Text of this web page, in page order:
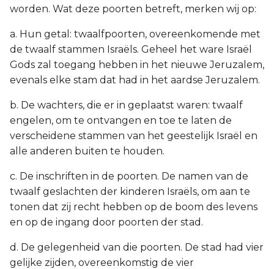
worden. Wat deze poorten betreft, merken wij op:
a. Hun getal: twaalfpoorten, overeenkomende met
de twaalf stammen Israëls. Geheel het ware Israël
Gods zal toegang hebben in het nieuwe Jeruzalem,
evenals elke stam dat had in het aardse Jeruzalem.
b. De wachters, die er in geplaatst waren: twaalf
engelen, om te ontvangen en toe te laten de
verscheidene stammen van het geestelijk Israël en
alle anderen buiten te houden.
c. De inschriften in de poorten. De namen van de
twaalf geslachten der kinderen Israëls, om aan te
tonen dat zij recht hebben op de boom des levens
en op de ingang door poorten der stad.
d. De gelegenheid van die poorten. De stad had vier
gelijke zijden, overeenkomstig de vier